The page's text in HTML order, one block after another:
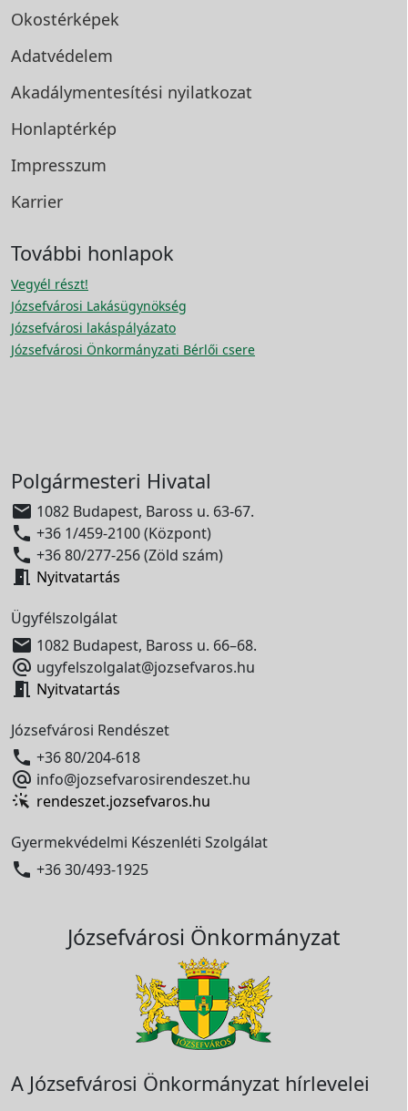
Okostérképek
Adatvédelem
Akadálymentesítési nyilatkozat
Honlaptérkép
Impresszum
Karrier
További honlapok
Vegyél részt!
Józsefvárosi Lakásügynökség
Józsefvárosi lakáspályázato
Józsefvárosi Önkormányzati Bérlői csere
Polgármesteri Hivatal
 1082 Budapest, Baross u. 63-67.
 +36 1/459-2100 (Központ)
 +36 80/277-256 (Zöld szám)
 Nyitvatartás
Ügyfélszolgálat
 1082 Budapest, Baross u. 66–68.
 ugyfelszolgalat@jozsefvaros.hu
 Nyitvatartás
Józsefvárosi Rendészet
 +36 80/204-618
 info@jozsefvarosirendeszet.hu
rendeszet.jozsefvaros.hu
Gyermekvédelmi Készenléti Szolgálat
 +36 30/493-1925
Józsefvárosi Önkormányzat
A Józsefvárosi Önkormányzat hírlevelei